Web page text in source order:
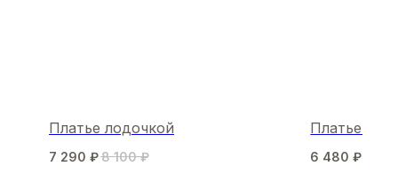
Платье лодочкой
7 290 ₽8 100 ₽
Платье
6 480 ₽